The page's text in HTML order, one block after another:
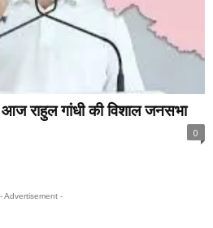
राहुल गांधी की विशाल जनसभा
0
- Advertisement -